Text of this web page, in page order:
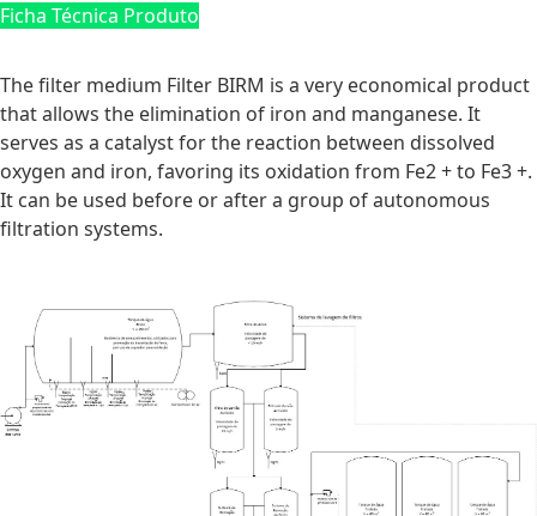
Ficha Técnica Produto
The filter medium Filter BIRM is a very economical product
that allows the elimination of iron and manganese. It
serves as a catalyst for the reaction between dissolved
oxygen and iron, favoring its oxidation from Fe2 + to Fe3 +.
It can be used before or after a group of autonomous
filtration systems.